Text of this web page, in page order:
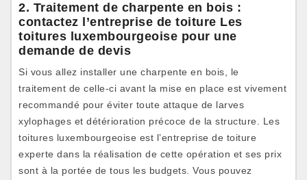
2. Traitement de charpente en bois :
contactez l’entreprise de toiture Les
toitures luxembourgeoise pour une
demande de devis
Si vous allez installer une charpente en bois, le
traitement de celle-ci avant la mise en place est vivement
recommandé pour éviter toute attaque de larves
xylophages et détérioration précoce de la structure. Les
toitures luxembourgeoise est l’entreprise de toiture
experte dans la réalisation de cette opération et ses prix
sont à la portée de tous les budgets. Vous pouvez